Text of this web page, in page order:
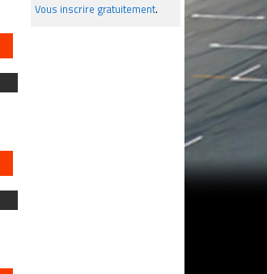
Vous inscrire gratuitement.